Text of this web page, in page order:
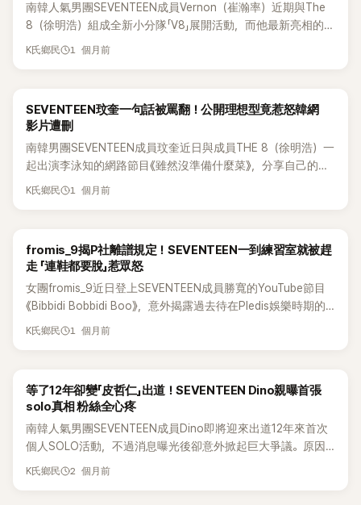
的全粉一年到頭都是日曆滿滿的行程吧ㅋㅋㅋㅋㅋㅋㅋ但應該很
幸福 10.軍中空白期也想看他們的solo活動11.希望淨漢退伍後
能多多活動，真的很想看到他12.因為兩人都是類似風格的美
的期間了 ㅋㅋㅋ不過這樣也不錯，除了完整體，分隊和個人也
都很讚 16.終於..!! 淨漢和Joshua快來吧..17.期待這個分隊，但
希望不要有太多劇透..18.哇，真的不錯，之前那首歌也很好聽
19.是不是因為成員多...分隊也超多 ㅋㅋㅋㅋㅋㅋㅋㅋㅋㅋ演出幾
乎每個月都有呢 ㅋㅋㅋㅋ20.沒關係，我少吃一點也能活下
他們會帶來什麼樣的歌曲24.喜歡這兩人組合的粉絲很多，肯定
會瘋掉吧ㅋㅋ 25.這是Joshua的第一個分隊，而淨漢和之前的
在已經不妙了27.真的有分隊活動耶ㅋㅋㅋㅋㅋㅋㅋㅋㅋㅋㅋㅋㅋㅋ
ㅋ 我很喜歡，特別是《Falling For You》這首 28.哇，我最喜歡的
就是95line的組合 ㅠㅠㅠㅠㅠ29.視覺饗宴太瘋狂了，我很喜歡
Joshua的聲音30.這視覺也太強了吧ㅋㅋㅋ很期待
店，疑似抽著電子菸，身旁還有女性同行。影片曝光後迅速在
中國及海外社群瘋傳，不少網友開始質疑偶像私生活，也讓相
關話題持續延燒。 對此，經紀公司隨即發布正式聲明表示，近
惡意造謠與誹謗，不僅嚴重損害兩位藝人的名譽，也影響正常
工作與日常生活，目前已蒐集、保全所有相關證據，並要求散
布不實資訊的網友立即刪除內容、停止轉發，否則將依法追究
法律責任。 然而，這份聲明公開後卻沒有平息風波，反而引發
Jun粉絲強烈反彈。不少人認為，這次爭議從頭到尾都是THE 8
犯，就連家人也受到牽連，但公司始終未曾針對相關事件發表
正式聲明或採取公開行動。 因此，這次公司卻在THE 8風波爆
發後，以兩人名義共同發布聲明，讓不少粉絲痛批公司處理方
式雙重標準，認為真正需要被保護的Jun，過去遭遇的隱私侵
害始終未受到重視，如今反倒因另一名成員的爭議被迫一起承
到相同類型的影像外流，因此認為公司將兩人放在同一份聲明
中說明，反而容易造成外界誤解。 還有粉絲重新檢視整份聲明
後發現，內容近乎都圍繞在「未經授權拍攝、散布照片及影片」
等情況，但Jun此次根本沒有相關影像流出，因此質疑公司究
竟是措辭失當、作業疏失，還是翻譯有誤，紛紛要求公司出面
進一步說明，相關討論至今仍持續延燒。
南韓人氣男團SEVENTEEN成員Vernon（崔瀚率）近期與The
8（徐明浩）組成全新小分隊「V8」展開活動，而他最新亮相的造
型也意外掀起熱議。頂著充滿2000年代復古感的厚重瀏海登
瀏海」造型現身，幾乎遮住大半張臉，與他前陣子的平頭形象形
成強烈反差，照片曝光後迅速在網路瘋傳。 不少網友看到照片
後第一眼都沒認出是Vernon，甚至有人以為他換了人。有粉絲
表示：「我看了好幾次都認不出來，直到最後一張才確定真的是
Vernon。」、「這真的是SEVENTEEN的Vernon？怎麼突然變這
Vernon剪了平頭後原本看起來成熟不少，如今把頭髮留長、放
下瀏海，整個人瞬間逆齡，甚至讓人想起他剛出道時的青澀模
樣。 其中不少老粉更提到，這次的新造型神似Vernon早年
「Melona時期」的經典形象，紛紛留言表示：「真的有種回到出道
初期的感覺」、「完全是逆齡成功。」 Vernon這次的大膽變髮，不
K氏鄉民 1 個月前
SEVENTEEN玟奎一句話被罵翻！公開理想型竟惹怒韓網
影片遭刪
南韓男團SEVENTEEN成員玟奎近日與成員THE 8（徐明浩）一
起出演李泳知的網路節目《雖然沒準備什麼菜》，分享自己的理
想型條件，沒想到一番發言卻意外引發爭議，不僅影片片段遭
為喜歡才去做、享受努力的人。像是去上班時，不是一直想著
『啊，好累、快受不了了』，而是抱著『今天也要全力以赴！』這種
心態的人，我覺得很有魅力。」 這段發言曝光後迅速在社群平
台流傳，但也因為爭議不斷，相關影片後來遭到刪除。部分網
友認為，玟奎身為從事演藝工作的偶像，沒有體驗過一般上班
直言：「因為他是偶像才會這樣說，聽了真的讓人生氣。」 不
過，也有許多粉絲替玟奎抱不平，認為他的發言被過度解讀，
甚至遭到斷章取義。不少人指出，玟奎只是希望另一半是個積
極、正向的人，並沒有批評上班族或否定一般人的辛苦。 支持
他的網友表示：「現在網路真的太誇張了，只是說希望另一半個
K氏鄉民 1 個月前
fromis_9揭P社離譜規定！SEVENTEEN一到練習室就被趕
走 「連鞋都要脫」惹眾怒
女團fromis_9近日登上SEVENTEEN成員勝寬的YouTube節目
《Bibbidi Bobbidi Boo》，意外揭露過去待在Pledis娛樂時期的
辛酸往事。成員坦言，公司曾要求她們只要知道SEVENTEEN
Pledis時，竟然沒有好好向自己道別。兩人則笑著回應：「因為
當時真的太匆忙了。」氣氛相當輕鬆。 聊著聊著，勝寬突然感
嘆，雖然大家曾是同門藝人，但這竟然是自己第一次和兩人坐
下來好好聊天。朴池原也忍不住透露：「以前在公司，我們連你
們的影子都不能踩。」 話一說出口，李彩煐立刻補充，只要工作
K氏鄉民 1 個月前
等了12年卻變「皮哲仁」出道！SEVENTEEN Dino親曝首張
solo真相 粉絲全心疼
南韓人氣男團SEVENTEEN成員Dino即將迎來出道12年來首次
個人SOLO活動，不過消息曝光後卻意外掀起巨大爭議。原因
在於，這張備受期待的首張個人迷你專輯《Gilboard》，並非以
K氏鄉民 2 個月前